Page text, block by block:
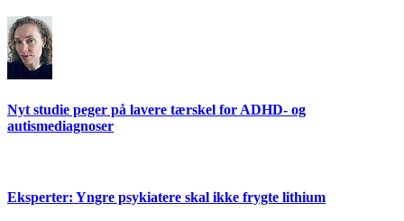
Nyt studie peger på lavere tærskel for ADHD- og
autismediagnoser
Eksperter: Yngre psykiatere skal ikke frygte lithium